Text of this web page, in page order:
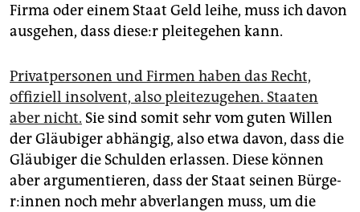
Firma oder einem Staat Geld leihe, muss ich davon
ausgehen, dass die­se:r pleitegehen kann.
Privatpersonen und Firmen haben das Recht,
offiziell insolvent, also pleitezugehen. Staaten
aber nicht. Sie sind somit sehr vom guten Willen
der Gläubiger abhängig, also etwa davon, dass die
Gläubiger die Schulden erlassen. Diese können
aber argumentieren, dass der Staat seinen Bür­ge­
r:in­nen noch mehr abverlangen muss, um die